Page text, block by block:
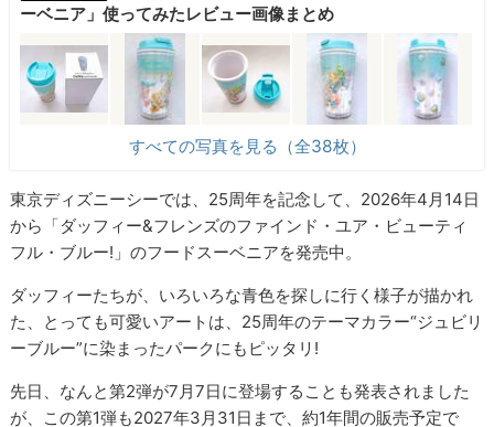
ーベニア」使ってみたレビュー画像まとめ
すべての写真を見る（全38枚）
東京ディズニーシーでは、25周年を記念して、2026年4月14日
から「ダッフィー&フレンズのファインド・ユア・ビューティ
フル・ブルー!」のフードスーベニアを発売中。
ダッフィーたちが、いろいろな青色を探しに行く様子が描かれ
た、とっても可愛いアートは、25周年のテーマカラー“ジュビリ
ーブルー”に染まったパークにもピッタリ!
先日、なんと第2弾が7月7日に登場することも発表されました
が、この第1弾も2027年3月31日まで、約1年間の販売予定で